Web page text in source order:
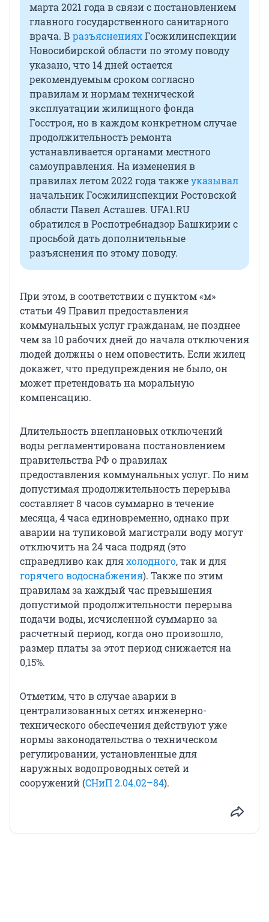
марта 2021 года в связи с постановлением
главного государственного санитарного
врача. В разъясненияхГосжилинспекции
Новосибирской области по этому поводу
указано, что 14 дней остается
рекомендуемым сроком согласно
правилам и нормам технической
эксплуатации жилищного фонда
Госстроя, но в каждом конкретном случае
продолжительность ремонта
устанавливается органами местного
самоуправления. На изменения в
правилах летом 2022 года такжеуказывал
начальник Госжилинспекции Ростовской
области Павел Асташев. UFA1.RU
обратился в Роспотребнадзор Башкирии с
просьбой дать дополнительные
разъяснения по этому поводу.
При этом, в соответствии с пунктом «м»
статьи 49 Правил предоставления
коммунальных услуг гражданам, не позднее
чем за 10 рабочих дней до начала отключения
людей должны о нем оповестить. Если жилец
докажет, что предупреждения не было, он
может претендовать на моральную
компенсацию.
Длительность внеплановых отключений
воды регламентирована постановлением
правительства РФ о правилах
предоставления коммунальных услуг. По ним
допустимая продолжительность перерыва
составляет 8 часов суммарно в течение
месяца, 4 часа единовременно, однако при
аварии на тупиковой магистрали воду могут
отключить на 24 часа подряд (это
справедливо как дляхолодного, так и для
горячего водоснабжения). Также по этим
правилам за каждый час превышения
допустимой продолжительности перерыва
подачи воды, исчисленной суммарно за
расчетный период, когда оно произошло,
размер платы за этот период снижается на
0,15%.
Отметим, что в случае аварии в
централизованных сетях инженерно-
технического обеспечения действуют уже
нормы законодательства о техническом
регулировании, установленные для
наружных водопроводных сетей и
сооружений (СНиП 2.04.02–84).